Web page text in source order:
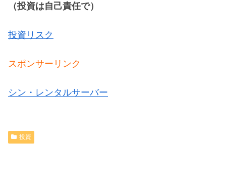
（投資は自己責任で）
投資リスク
スポンサーリンク
シン・レンタルサーバー
投資